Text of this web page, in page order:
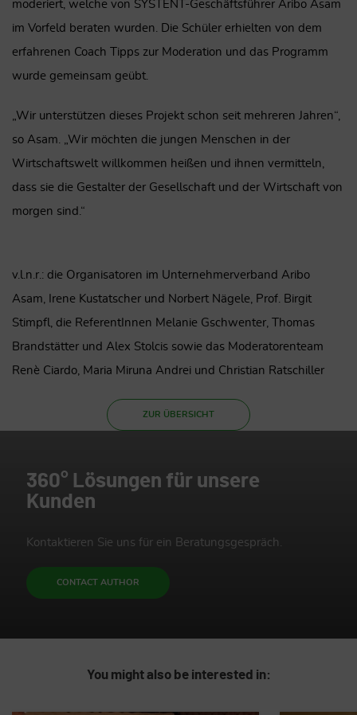
moderiert, welche von SYSTENT-Geschäftsführer Aribo Asam
im Vorfeld beraten wurden. Die Schüler erhielten von dem
erfahrenen Coach Tipps zur Moderation und das Programm
wurde gemeinsam geübt.
„Wir unterstützen dieses Projekt schon seit mehreren Jahren“,
so Asam. „Wir möchten die jungen Menschen in der
Wirtschaftswelt willkommen heißen und ihnen vermitteln,
dass sie die Gestalter der Gesellschaft und der Wirtschaft von
morgen sind.“
v.l.n.r.: die Organisatoren im Unternehmerverband Aribo
Asam, Irene Kustatscher und Norbert Nägele, Prof. Birgit
Stimpfl, die ReferentInnen Melanie Gschwenter, Thomas
Brandstätter und Alex Stolcis sowie das Moderatorenteam
Renè Ciardo, Maria Miruna Andrei und Christian Ratschiller
ZUR ÜBERSICHT
360° Lösungen für unsere
Kunden
Kontaktieren Sie uns für ein Beratungsgespräch.
CONTACT AUTHOR
You might also be interested in: